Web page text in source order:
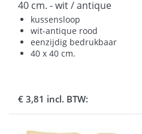
40 cm. - wit / antique
roodkussensloop
wit-antique rood
eenzijdig bedrukbaar
40 x 40 cm.
€ 3,81 incl. BTW: